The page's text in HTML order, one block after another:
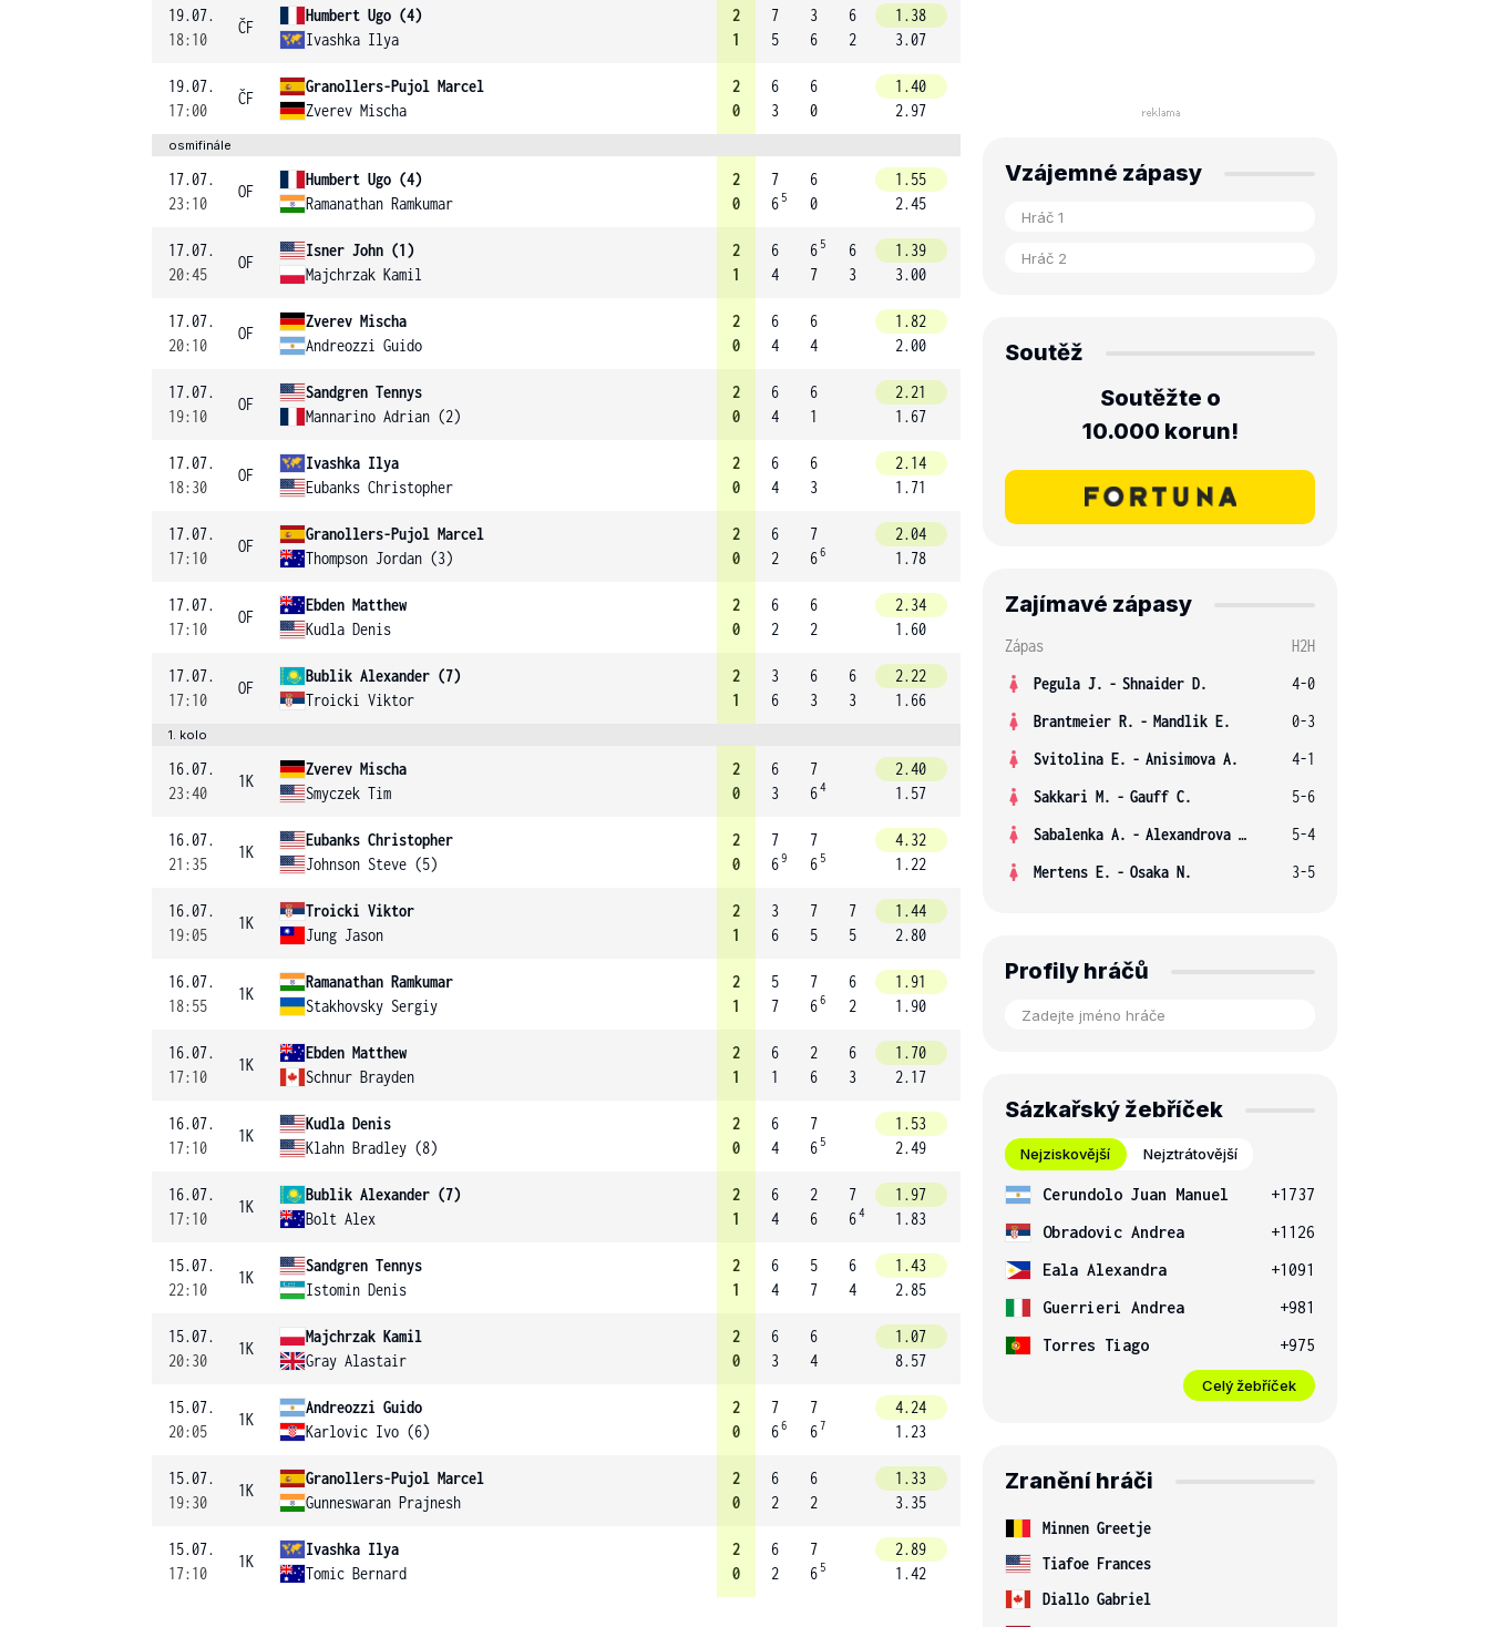
19.07.
18:10
ČF
Humbert Ugo (4)
Ivashka Ilya
2
1
7
5
3
6
6
2
1.38
3.07
19.07.
17:00
ČF
Granollers-Pujol Marcel
Zverev Mischa
2
0
6
3
6
0
1.40
2.97
osmifinále
17.07.
23:10
OF
Humbert Ugo (4)
Ramanathan Ramkumar
2
0
7
6 5
6
0
1.55
2.45
17.07.
20:45
OF
Isner John (1)
Majchrzak Kamil
2
1
6
4
6 5
7
6
3
1.39
3.00
17.07.
20:10
OF
Zverev Mischa
Andreozzi Guido
2
0
6
4
6
4
1.82
2.00
17.07.
19:10
OF
Sandgren Tennys
Mannarino Adrian (2)
2
0
6
4
6
1
2.21
1.67
17.07.
18:30
OF
Ivashka Ilya
Eubanks Christopher
2
0
6
4
6
3
2.14
1.71
17.07.
17:10
OF
Granollers-Pujol Marcel
Thompson Jordan (3)
2
0
6
2
7
66
2.04
1.78
17.07.
17:10
OF
Ebden Matthew
Kudla Denis
2
0
6
2
6
2
2.34
1.60
17.07.
17:10
OF
Bublik Alexander (7)
Troicki Viktor
2
1
3
6
6
3
6
3
2.22
1.66
1. kolo
16.07.
23:40
1K
Zverev Mischa
Smyczek Tim
2
0
6
3
7
64
2.40
1.57
16.07.
21:35
1K
Eubanks Christopher
Johnson Steve (5)
2
0
7
69
7
6 5
4.32
1.22
16.07.
19:05
1K
Troicki Viktor
Jung Jason
2
1
3
6
7
5
7
5
1.44
2.80
16.07.
18:55
1K
Ramanathan Ramkumar
Stakhovsky Sergiy
2
1
5
7
7
66
6
2
1.91
1.90
16.07.
17:10
1K
Ebden Matthew
Schnur Brayden
2
1
6
1
2
6
6
3
1.70
2.17
16.07.
17:10
1K
Kudla Denis
Klahn Bradley (8)
2
0
6
4
7
6 5
1.53
2.49
16.07.
17:10
1K
Bublik Alexander (7)
Bolt Alex
2
1
6
4
2
6
7
64
1.97
1.83
15.07.
22:10
1K
Sandgren Tennys
Istomin Denis
2
1
6
4
5
7
6
4
1.43
2.85
15.07.
20:30
1K
Majchrzak Kamil
Gray Alastair
2
0
6
3
6
4
1.07
8.57
15.07.
20:05
1K
Andreozzi Guido
Karlovic Ivo (6)
2
0
7
66
7
67
4.24
1.23
15.07.
19:30
1K
Granollers-Pujol Marcel
Gunneswaran Prajnesh
2
0
6
2
6
2
1.33
3.35
15.07.
17:10
1K
Ivashka Ilya
Tomic Bernard
2
0
6
2
7
6 5
2.89
1.42
Vzájemné zápasy
Soutěž
Soutěžte o
10.000 korun!
Zajímavé zápasy
Zápas
H2H
Pegula J. - Shnaider D.
4-0
Brantmeier R. - Mandlik E.
0-3
Svitolina E. - Anisimova A.
4-1
Sakkari M. - Gauff C.
5-6
Sabalenka A. - Alexandrova E.
5-4
Mertens E. - Osaka N. 3-5
Profily hráčů
Sázkařský žebříček
Nejziskovější Nejztrátovější
Cerundolo Juan Manuel
+1737
Obradovic Andrea
+1126
Eala Alexandra
+1091
Guerrieri Andrea
+981
Torres Tiago
+975
Celý žebříček
Zranění hráči
Minnen Greetje
Tiafoe Frances
Diallo Gabriel